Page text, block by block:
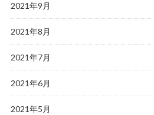
2021年9月
2021年8月
2021年7月
2021年6月
2021年5月